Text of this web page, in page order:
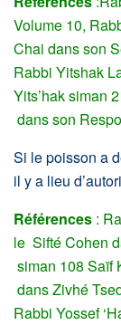
Volume 10,
Chai dans son
Rabbi Yitshak
Yits’hak siman
dans son
Si le poisson a
il y a lieu
Références :
le Sifté Cohen
siman 108 Saïf
dans Zivhé
Rabbi Yossef